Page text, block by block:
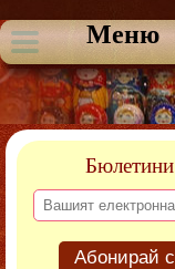
Меню
Бюлетини
Абонирай